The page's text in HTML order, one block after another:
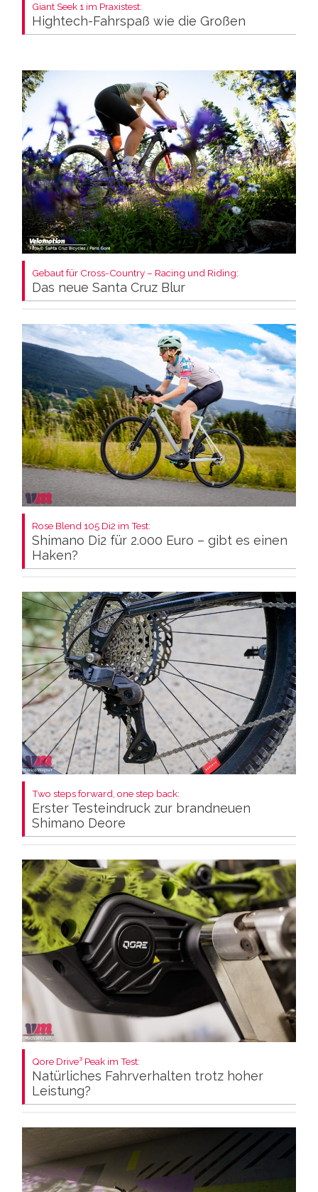
Giant Seek 1 im Praxistest:
Hightech-Fahrspaß wie die Großen
Gebaut für Cross-Country – Racing und Riding:
Das neue Santa Cruz Blur
Rose Blend 105 Di2 im Test:
Shimano Di2 für 2.000 Euro – gibt es einen
Haken?
Two steps forward, one step back:
Erster Testeindruck zur brandneuen
Shimano Deore
Qore Drive³ Peak im Test:
Natürliches Fahrverhalten trotz hoher
Leistung?